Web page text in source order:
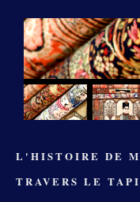
L'HISTOIRE DE
TRAVERS LE